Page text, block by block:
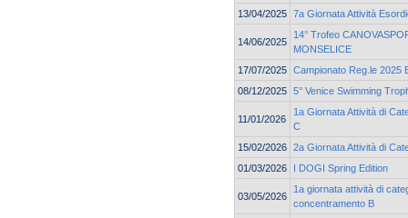
13/04/2025 7a Giornata Attività
14/06/2025
14° Trofeo
MONSELICE
17/07/2025 Campionato Reg.le 2025
08/12/2025 5° Venice Swimming
11/01/2026
1a Giornata Attività di
C
15/02/2026 2a Giornata Attività di
01/03/2026
I DOGI Spring Edition
03/05/2026
1a giornata attività di
concentramento B